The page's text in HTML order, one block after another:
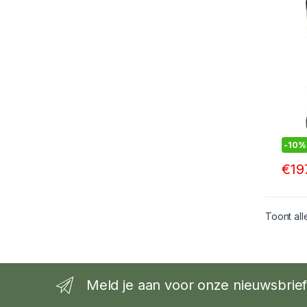
-10%
€
Toont
Meld je aan voor onze nieuwsbrief